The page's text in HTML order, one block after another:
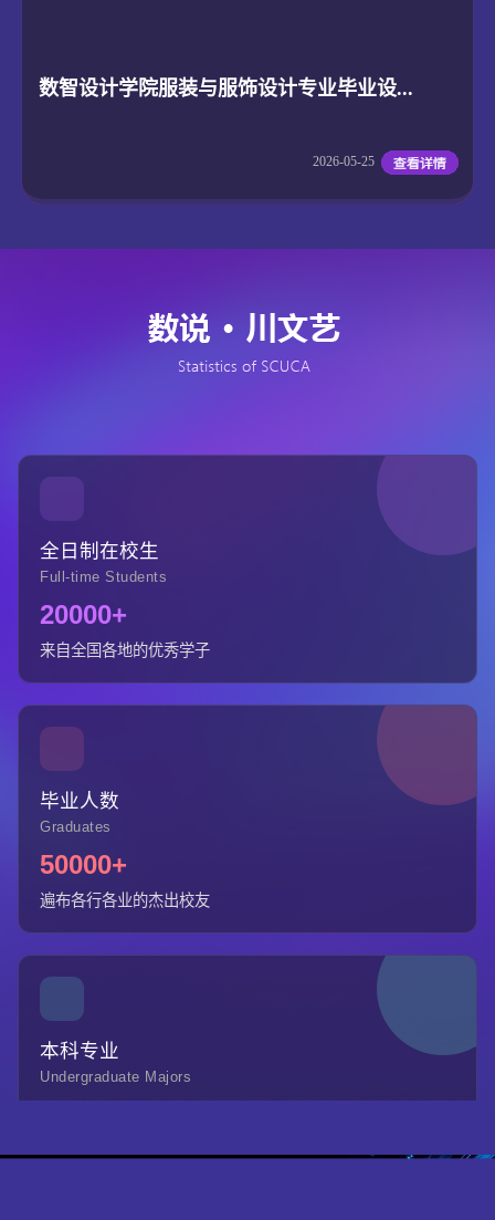
数智设计学院服装与服饰设计专业毕业设...
2026-05-25